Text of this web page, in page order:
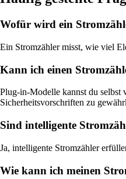
Wofür wird ein
Ein Stromzähler misst, wie viel
Kann ich einen
Plug-in-Modelle kannst du selbst
Sicherheitsvorschriften zu
Sind intelligente
Ja, intelligente Stromzähler
Wie kann ich meinen